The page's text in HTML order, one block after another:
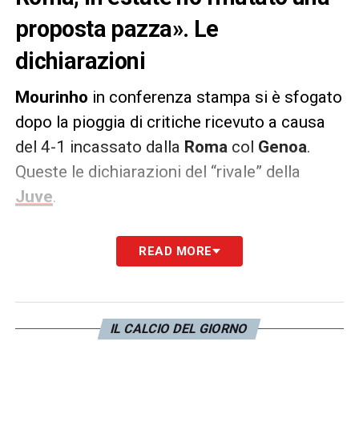
proposta pazza». Le
dichiarazioni
Mourinho in conferenza stampa si è sfogato
dopo la pioggia di critiche ricevuto a causa
del 4-1 incassato dalla Roma col Genoa.
Queste le dichiarazioni del “rivale” della
Juve.
MOURINHO ATTACCA– «In estate ho
rifiutato la proposta più pazza mai ricevuta
sembra che io sia il problema: questo non lo
READ MORE
IL CALCIO DEL GIORNO